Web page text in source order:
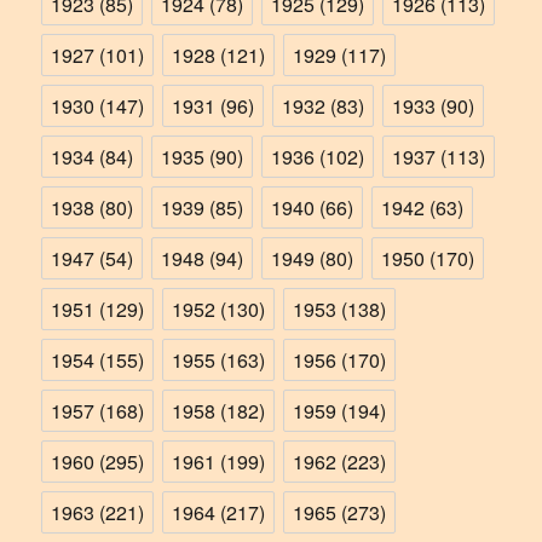
1927 (101) 1928 (121) 1929 (117)
1930 (147) 1931 (96) 1932 (83) 1933 (90)
1934 (84) 1935 (90) 1936 (102) 1937 (113)
1938 (80) 1939 (85) 1940 (66) 1942 (63)
1947 (54) 1948 (94) 1949 (80) 1950 (170)
1951 (129) 1952 (130) 1953 (138)
1954 (155) 1955 (163) 1956 (170)
1957 (168) 1958 (182) 1959 (194)
1960 (295) 1961 (199) 1962 (223)
1963 (221) 1964 (217) 1965 (273)